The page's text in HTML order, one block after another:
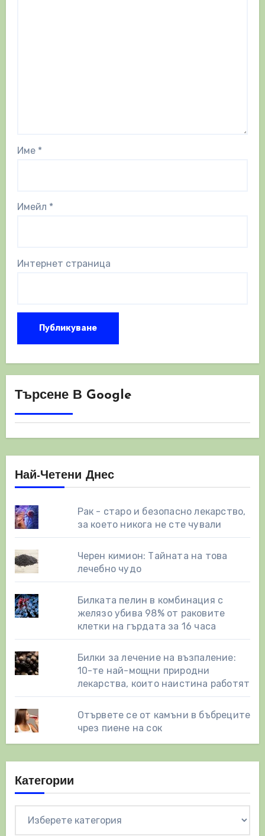
Име *
Имейл *
Интернет страница
Търсене В Google
Най-Четени Днес
Рак - старо и безопасно лекарство,
за което никога не сте чували
Черен кимион: Тайната на това
лечебно чудо
Билката пелин в комбинация с
желязо убива 98% от раковите
клетки на гърдата за 16 часа
Билки за лечение на възпаление:
10-те най-мощни природни
лекарства, които наистина работят
Отървете се от камъни в бъбреците
чрез пиене на сок
Категории